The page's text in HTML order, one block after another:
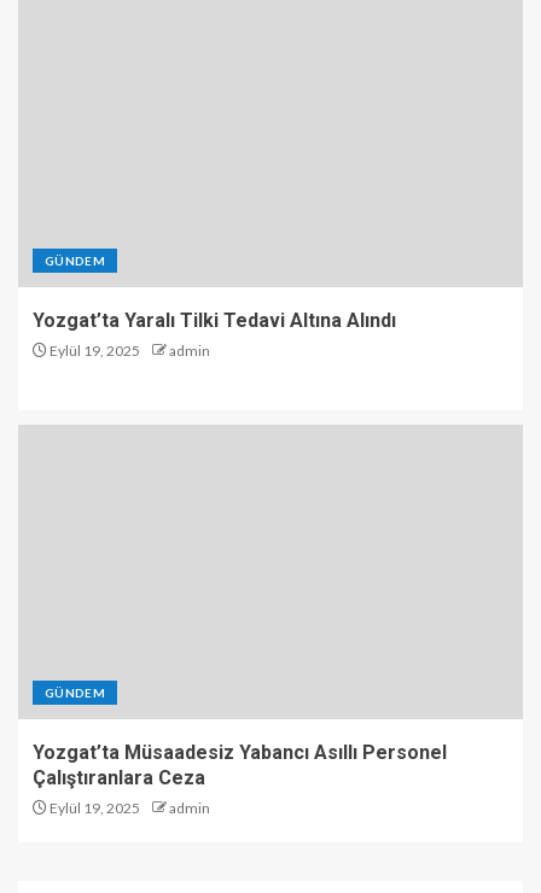
GÜNDEM
Yozgat’ta Yaralı Tilki Tedavi Altına Alındı
Eylül 19, 2025 admin
GÜNDEM
Yozgat’ta Müsaadesiz Yabancı Asıllı Personel
Çalıştıranlara Ceza
Eylül 19, 2025 admin